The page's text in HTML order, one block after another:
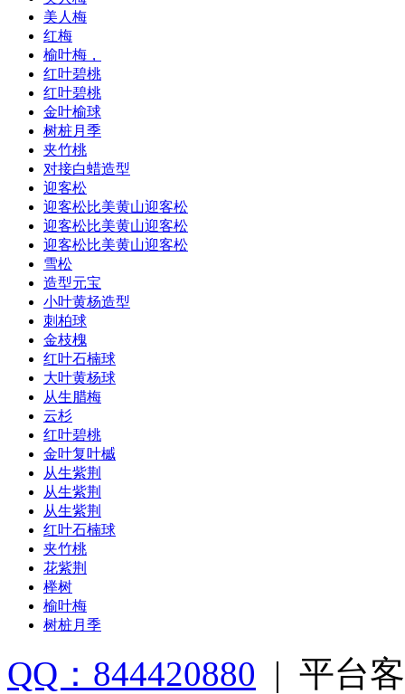
美人梅
红梅
榆叶梅，
红叶碧桃
红叶碧桃
金叶榆球
树桩月季
夹竹桃
对接白蜡造型
迎客松
迎客松比美黄山迎客松
迎客松比美黄山迎客松
迎客松比美黄山迎客松
雪松
造型元宝
小叶黄杨造型
刺柏球
金枝槐
红叶石楠球
大叶黄杨球
从生腊梅
云杉
红叶碧桃
金叶复叶槭
从生紫荆
从生紫荆
从生紫荆
红叶石楠球
夹竹桃
花紫荆
榉树
榆叶梅
树桩月季
QQ：844420880 | 平台